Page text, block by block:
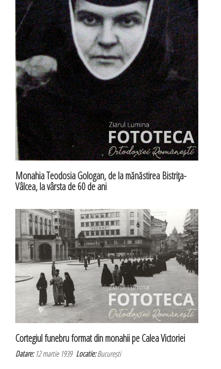
Monahia Teodosia Gologan, de la mănăstirea Bistriţa-
Vâlcea, la vârsta de 60 de ani
Cortegiul funebru format din monahii pe Calea Victoriei
Datare:12 martie 1939Locatie:București